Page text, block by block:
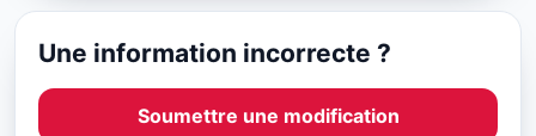
Une information incorrecte ?
Soumettre une modification